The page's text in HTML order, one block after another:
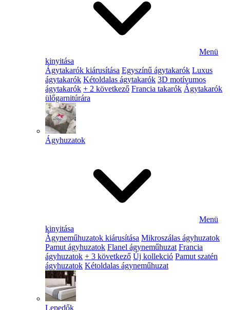
Menü
kinyitása
Ágytakarók kiárusítása Egyszínű ágytakarók Luxus
ágytakarók Kétoldalas ágytakarók 3D motívumos
ágytakarók + 2 következő Francia takarók Ágytakarók
ülőgarnitúrára
Ágyhuzatok
Menü
kinyitása
Ágyneműhuzatok kiárusítása Mikroszálas ágyhuzatok
Pamut ágyhuzatok Flanel ágyneműhuzat Francia
ágyhuzatok + 3 következő Új kollekció Pamut szatén
ágyhuzatok Kétoldalas ágyneműhuzat
Lepedők